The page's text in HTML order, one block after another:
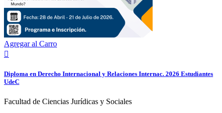
Agregar al Carro

Diploma en Derecho Internacional y Relaciones Internac. 2026 Estudiantes
UdeC
Facultad de Ciencias Jurídicas y Sociales